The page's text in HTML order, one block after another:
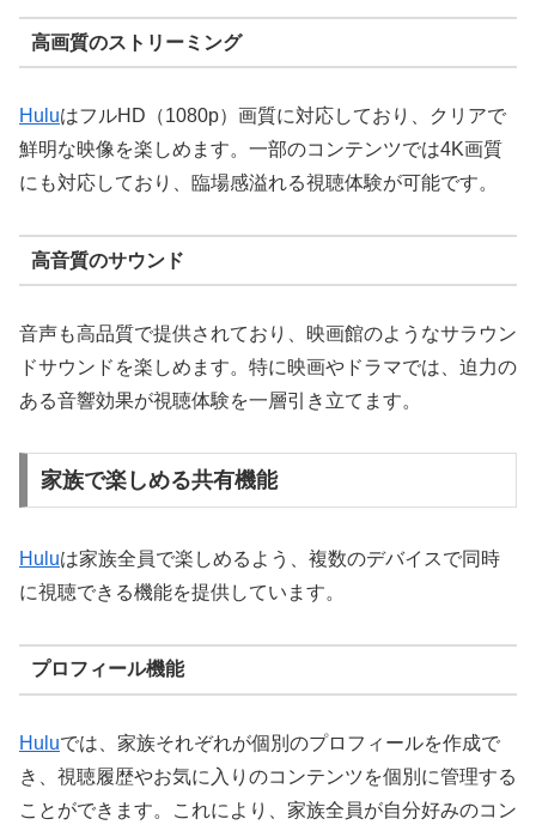
高画質のストリーミング
HuluはフルHD（1080p）画質に対応しており、クリアで
鮮明な映像を楽しめます。一部のコンテンツでは4K画質
にも対応しており、臨場感溢れる視聴体験が可能です。
高音質のサウンド
音声も高品質で提供されており、映画館のようなサラウン
ドサウンドを楽しめます。特に映画やドラマでは、迫力の
ある音響効果が視聴体験を一層引き立てます。
家族で楽しめる共有機能
Huluは家族全員で楽しめるよう、複数のデバイスで同時
に視聴できる機能を提供しています。
プロフィール機能
Huluでは、家族それぞれが個別のプロフィールを作成で
き、視聴履歴やお気に入りのコンテンツを個別に管理する
ことができます。これにより、家族全員が自分好みのコン